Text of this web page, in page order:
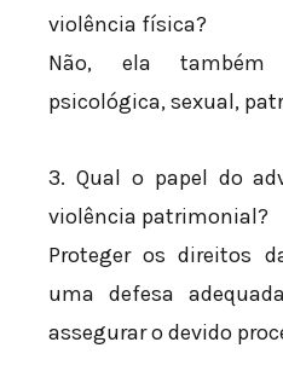
violência física?
Não, ela também
psicológica, sexual,
3. Qual o papel do
violência patrimonial?
Proteger os direitos
uma defesa
assegurar o devido